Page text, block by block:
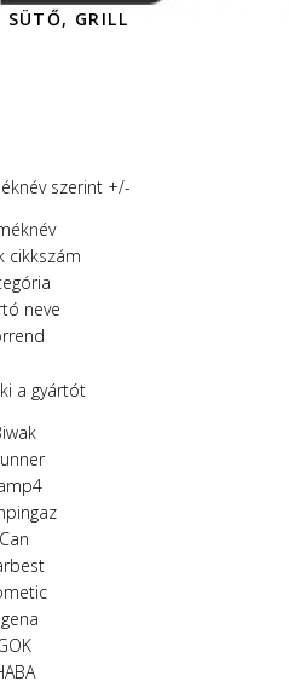
SÜTŐ, GRILL
szerint +/-
cikkszám
neve
a gyártót
Can